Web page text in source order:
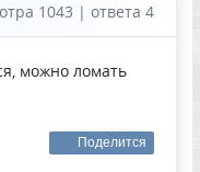
1043 | ответа 4
можно ломать
Поделится